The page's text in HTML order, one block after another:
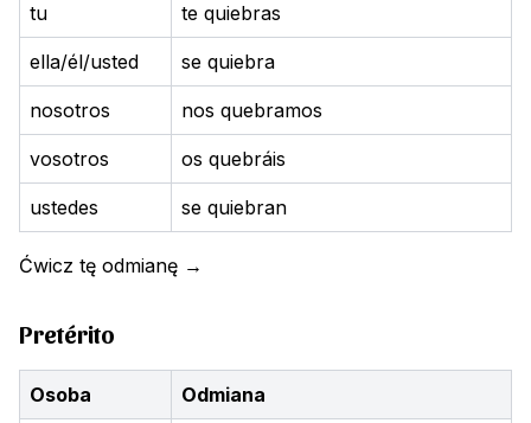
tu te quiebras
ella/él/usted se quiebra
nosotros nos quebramos
vosotros os quebráis
ustedes se quiebran
Ćwicz tę odmianę →
Pretérito
Osoba Odmiana